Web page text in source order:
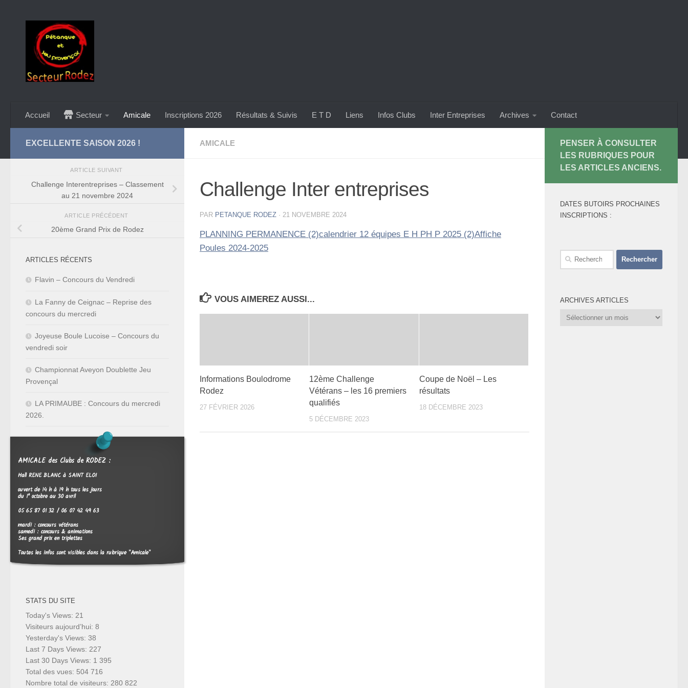
Accueil Secteur Amicale Inscriptions 2026 Résultats & Suivis E T D Liens Infos Clubs Inter Entreprises Archives Contact
AMICALE
Challenge Inter entreprises
PAR PETANQUE RODEZ · 21 NOVEMBRE 2024
PLANNING PERMANENCE (2)calendrier 12 équipes E H PH P 2025 (2)Affiche
Poules 2024-2025
VOUS AIMEREZ AUSSI...
Informations Boulodrome
Rodez
27 FÉVRIER 2026
12ème Challenge
Vétérans – les 16 premiers
qualifiés
5 DÉCEMBRE 2023
Coupe de Noël – Les
résultats
18 DÉCEMBRE 2023
EXCELLENTE SAISON 2026 !
ARTICLE SUIVANT
Challenge Interentreprises – Classement
au 21 novembre 2024
ARTICLE PRÉCÉDENT
20ème Grand Prix de Rodez
ARTICLES RÉCENTS
Flavin – Concours du Vendredi
La Fanny de Ceignac – Reprise des
concours du mercredi
Joyeuse Boule Lucoise – Concours du
vendredi soir
Championnat Aveyon Doublette Jeu
Provençal
LA PRIMAUBE : Concours du mercredi
2026.
AMICALE des Clubs de RODEZ :
Hall RENE BLANC à SAINT ELOI
ouvert de 14 h à 19 h tous les jours
du 1° octobre au 30 avril
05 65 87 01 32 / 06 07 42 49 63
mardi : concours vétérans
samedi : concours & animations
Ses grand prix en triplettes
Toutes les infos sont visibles dans la rubrique "Amicale"
STATS DU SITE
Today's Views: 21
Visiteurs aujourd’hui: 8
Yesterday's Views: 38
Last 7 Days Views: 227
Last 30 Days Views: 1 395
Total des vues: 504 716
Nombre total de visiteurs: 280 822
PENSER À CONSULTER
LES RUBRIQUES POUR
LES ARTICLES ANCIENS.
DATES BUTOIRS PROCHAINES
INSCRIPTIONS :
Rechercher :
ARCHIVES ARTICLES
Archives